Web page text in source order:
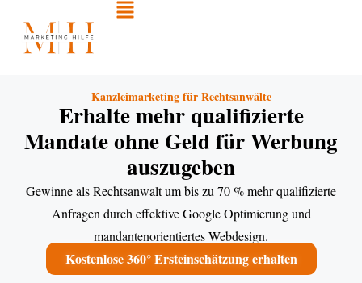
Kanzleimarketing für Rechtsanwälte
Erhalte mehr qualifizierte
Mandate ohne Geld für Werbung
auszugeben
Gewinne als Rechtsanwalt um bis zu 70 % mehr qualifizierte
Anfragen durch effektive Google Optimierung und
mandantenorientiertes Webdesign.
Kostenlose 360° Ersteinschätzung erhalten